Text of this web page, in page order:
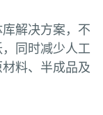
解决方案，不
同时减少人工
料、半成品及